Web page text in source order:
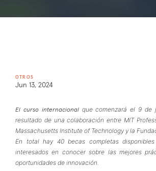
OTROS
Jun 13, 2024
El curso internacionalque comenzará el 9 de
resultado de una colaboración entre MIT
Massachusetts Institute of Technology y la
En total hay 40 becas completas
interesados en conocer sobre las mejores
oportunidades de innovación.